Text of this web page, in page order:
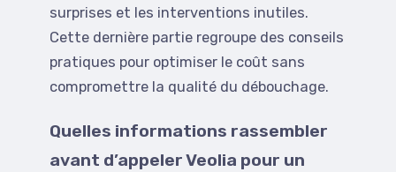
surprises et les interventions inutiles.
Cette dernière partie regroupe des conseils
pratiques pour optimiser le coût sans
compromettre la qualité du débouchage.
Quelles informations rassembler
avant d’appeler Veolia pour un